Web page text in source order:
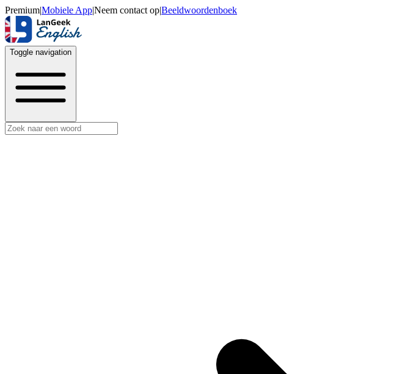
Premium|Mobiele App|Neem contact op|Beeldwoordenboek
Toggle navigation